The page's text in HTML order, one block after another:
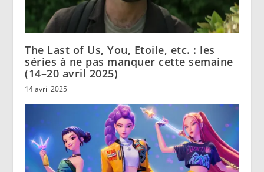
The Last of Us, You, Etoile, etc. : les
séries à ne pas manquer cette semaine
(14–20 avril 2025)
14 avril 2025